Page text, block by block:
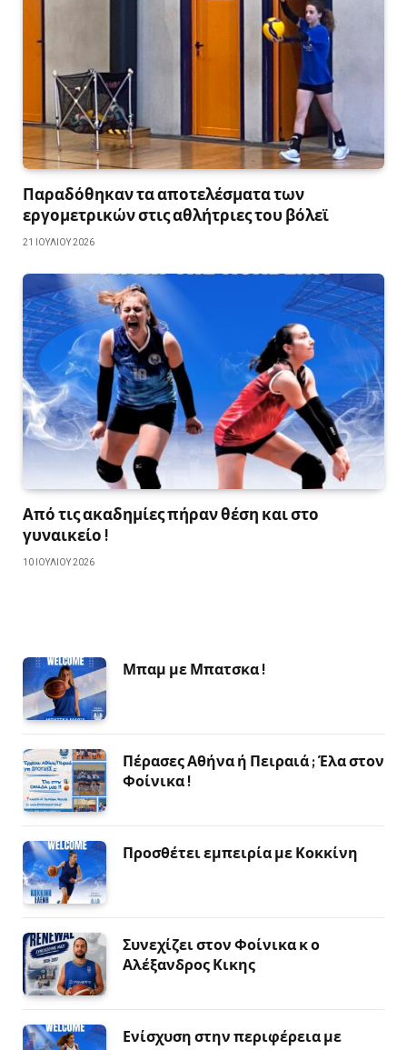
Παραδόθηκαν τα αποτελέσματα των
εργομετρικών στις αθλήτριες του βόλεϊ
21 ΙΟΥΛΊΟΥ 2026
Από τις ακαδημίες πήραν θέση και στο
γυναικείο !
10 ΙΟΥΛΊΟΥ 2026
Μπαμ με Μπατσκα !
Πέρασες Αθήνα ή Πειραιά ; Έλα στον
Φοίνικα !
Προσθέτει εμπειρία με Κοκκίνη
Συνεχίζει στον Φοίνικα κ ο
Αλέξανδρος Κικης
Ενίσχυση στην περιφέρεια με